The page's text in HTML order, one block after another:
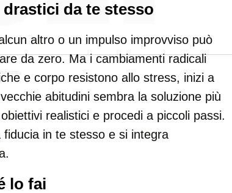
da te stesso
altro o un impulso improvviso può
da zero. Ma i cambiamenti radicali
e corpo resistono allo stress, inizi a
abitudini sembra la soluzione più
realistici e procedi a piccoli passi.
in te stesso e si integra
lo fai